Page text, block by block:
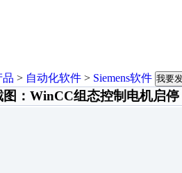
品 > 自动化软件 > Siemens软件 我要
：WinCC组态控制电机启停